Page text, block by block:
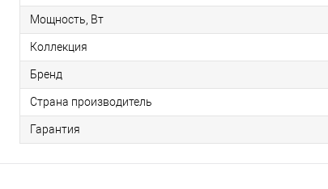
Мощность, Вт
Коллекция
Бренд
Страна производитель
Гарантия